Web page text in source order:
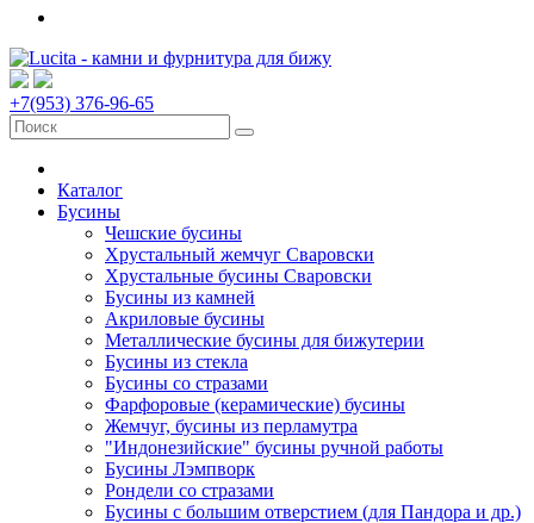
+7(953) 376-96-65
Каталог
Бусины
Чешские бусины
Хрустальный жемчуг Сваровски
Хрустальные бусины Сваровски
Бусины из камней
Акриловые бусины
Металлические бусины для бижутерии
Бусины из стекла
Бусины со стразами
Фарфоровые (керамические) бусины
Жемчуг, бусины из перламутра
"Индонезийские" бусины ручной работы
Бусины Лэмпворк
Рондели со стразами
Бусины с большим отверстием (для Пандора и др.)